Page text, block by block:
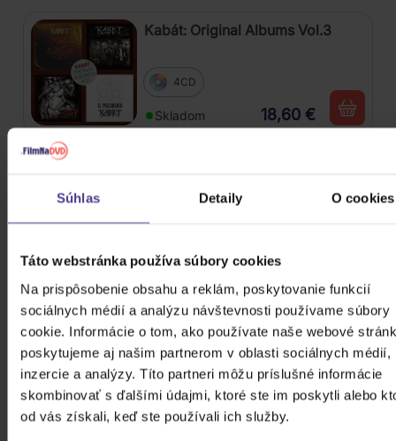
Súhlas Detaily O cookies
Táto webstránka používa súbory cookies
Na prispôsobenie obsahu a reklám, poskytovanie funkcií
sociálnych médií a analýzu návštevnosti používame súbory
cookie. Informácie o tom, ako používate naše webové
poskytujeme aj našim partnerom v oblasti sociálnych médií,
inzercie a analýzy. Títo partneri môžu príslušné informácie
skombinovať s ďalšími údajmi, ktoré ste im poskytli alebo
od vás získali, keď ste používali ich služby.
Kabát: Original Albums Vol.3
4CD
Skladom 18,60 €
Skladom
Linkin Park: From Zero (Coloured
Blue Vinyl)
Vinyl
Skladom 24,90 €